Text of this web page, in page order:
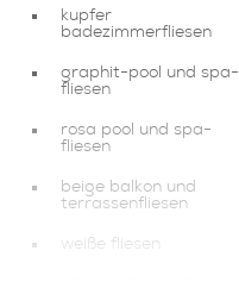
kupfer
badezimmerfliesen
graphit-pool und spa-
fliesen
rosa pool und spa-
fliesen
beige balkon und
terrassenfliesen
weiße fliesen